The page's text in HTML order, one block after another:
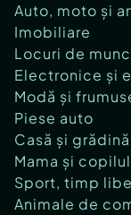
Auto, moto și
Imobiliare
Locuri de
Electronice și
Modă și
Piese auto
Casă și grădină
Mama și copilul
Sport, timp
Animale de